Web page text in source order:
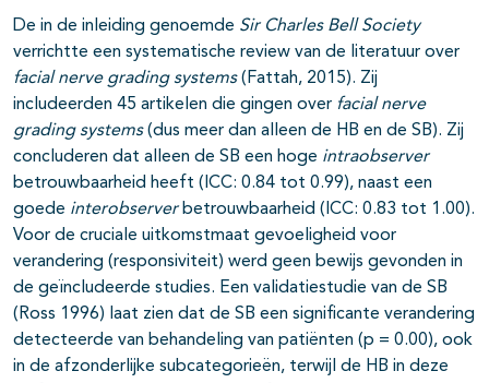
De in de inleiding genoemde Sir Charles Bell Society
verrichtte een systematische review van de literatuur over
facial nerve grading systems(Fattah, 2015). Zij
includeerden 45 artikelen die gingen over facial nerve
grading systems(dus meer dan alleen de HB en de SB). Zij
concluderen dat alleen de SB een hoge intraobserver
betrouwbaarheid heeft (ICC: 0.84 tot 0.99), naast een
goede interobserverbetrouwbaarheid (ICC: 0.83 tot 1.00).
Voor de cruciale uitkomstmaat gevoeligheid voor
verandering (responsiviteit) werd geen bewijs gevonden in
de geïncludeerde studies. Een validatiestudie van de SB
(Ross 1996) laat zien dat de SB een significante verandering
detecteerde van behandeling van patiënten (p = 0.00), ook
in de afzonderlijke subcategorieën, terwijl de HB in deze